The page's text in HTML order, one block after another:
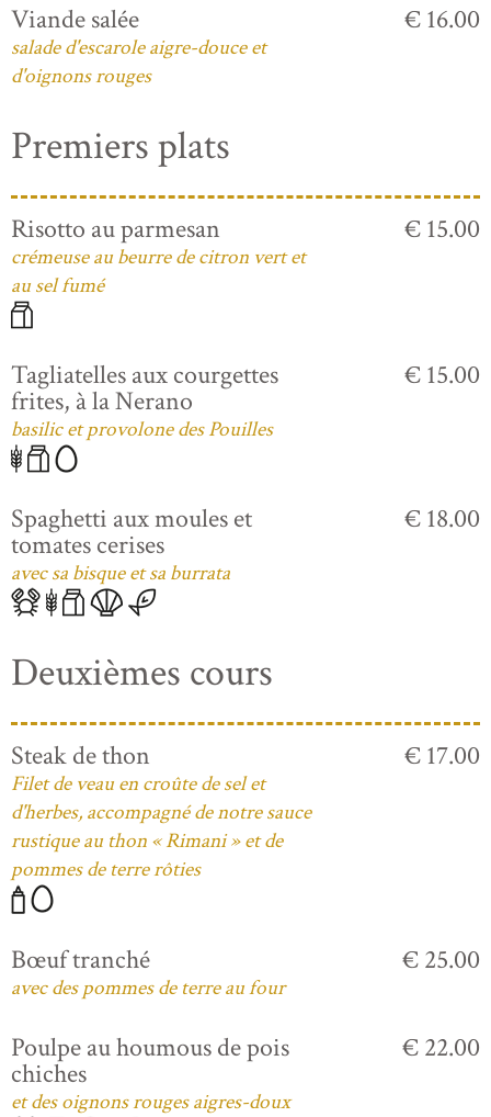
Viande salée
salade d'escarole aigre-douce et
d'oignons rouges
€ 16.00
Premiers plats
Risotto au parmesan
crémeuse au beurre de citron vert et
au sel fumé
€ 15.00
Tagliatelles aux courgettes
frites, à la Nerano
basilic et provolone des Pouilles
€ 15.00
Spaghetti aux moules et
tomates cerises
avec sa bisque et sa burrata
€ 18.00
Deuxièmes cours
Steak de thon
Filet de veau en croûte de sel et
d'herbes, accompagné de notre sauce
rustique au thon « Rimani » et de
pommes de terre rôties
€ 17.00
Bœuf tranché
avec des pommes de terre au four
€ 25.00
Poulpe au houmous de pois
chiches
et des oignons rouges aigres-doux
€ 22.00